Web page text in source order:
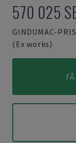
570 025
GINDUMAC-PRIS
(Ex works)